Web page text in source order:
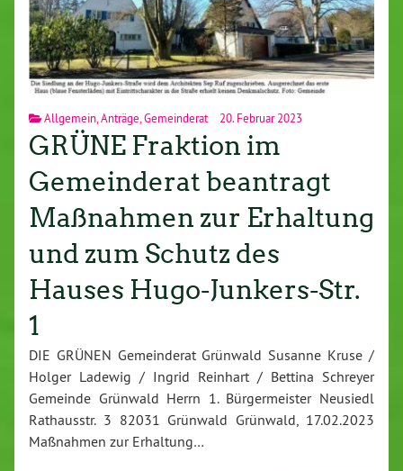
Allgemein Anträge Gemeinderat 20. Februar 2023
GRÜNE Fraktion im
Gemeinderat beantragt
Maßnahmen zur Erhaltung
und zum Schutz des
Hauses Hugo-Junkers-Str.
1
DIE GRÜNEN Gemeinderat Grünwald Susanne Kruse /
Holger Ladewig / Ingrid Reinhart / Bettina Schreyer
Gemeinde Grünwald Herrn 1. Bürgermeister Neusiedl
Rathausstr. 3 82031 Grünwald Grünwald, 17.02.2023
Maßnahmen zur Erhaltung…